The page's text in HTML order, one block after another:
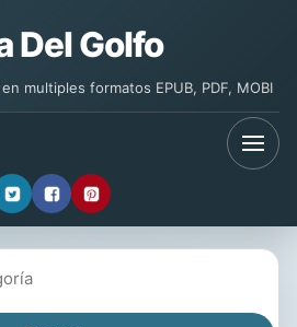
Del Golfo
multiples formatos EPUB, PDF, MOBI